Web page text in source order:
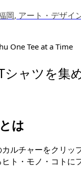
岡, アート・デザイ
One Tee at a Time
シャツを集
は
ルチャーをクリッ
ト・モノ・コトに